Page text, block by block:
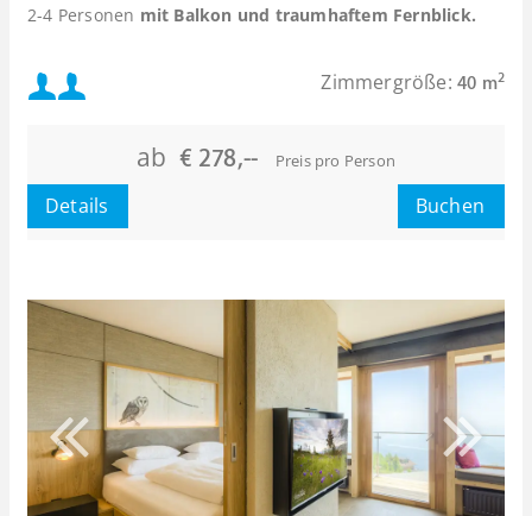
2-4 Personen mit Balkon und traumhaftem Fernblick.
Mindestbelegung:
Maximalbelegung:
Zimmergröße: 40 m2
ab € 278,-- Preis pro Person
Buchen
Details